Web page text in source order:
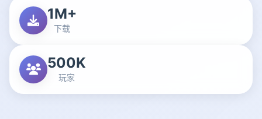
1M+
下载
500K
玩家